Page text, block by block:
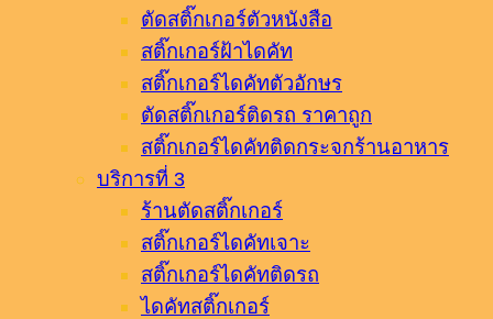
ตัดสติ๊กเกอร์ตัวหนังสือ
สติ๊กเกอร์ฝ้าไดคัท
สติ๊กเกอร์ไดคัทตัวอักษร
ตัดสติ๊กเกอร์ติดรถ ราคาถูก
สติ๊กเกอร์ไดคัทติดกระจกร้านอาหาร
บริการที่ 3
ร้านตัดสติ๊กเกอร์
สติ๊กเกอร์ไดคัทเจาะ
สติ๊กเกอร์ไดคัทติดรถ
ไดคัทสติ๊กเกอร์